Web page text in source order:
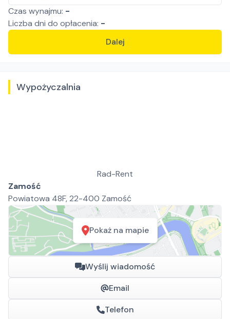
Czas wynajmu: -
Liczba dni do opłacenia: -
Dalej
Wypożyczalnia
Rad-Rent
Zamość
Powiatowa 48F, 22-400 Zamość
Pokaż na mapie
Wyślij wiadomość
Email
Telefon